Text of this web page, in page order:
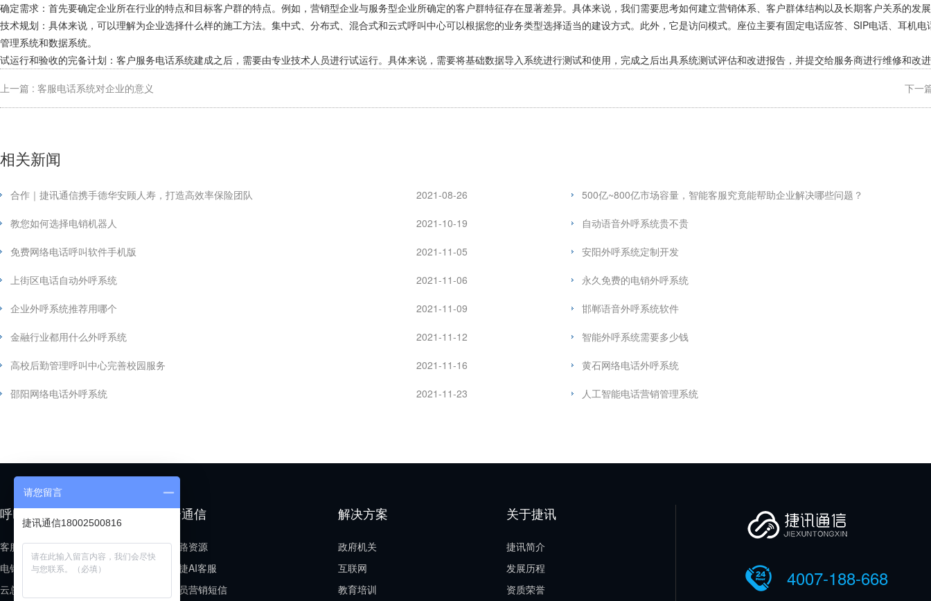
确定需求：首先要确定企业所在行业的特点和目标客户群的特点。例如，营销型企业与服务型企业所确定的客户群特征存在显著差异。具体来说，我们需要思考如何建立营销体系、客户群体结构以及长期客户关系的发
技术规划：具体来说，可以理解为企业选择什么样的施工方法。集中式、分布式、混合式和云式呼叫中心可以根据您的业务类型选择适当的建设方式。此外，它是访问模式。座位主要有固定电话应答、SIP电话、耳机
管理系统和数据系统。
试运行和验收的完备计划：客户服务电话系统建成之后，需要由专业技术人员进行试运行。具体来说，需要将基础数据导入系统进行测试和使用，完成之后出具系统测试评估和改进报告，并提交给服务商进行维修和改
上一篇 : 客服电话系统对企业的意义 下一
相关新闻
2021-08-26
合作｜捷讯通信携手德华安顾人寿，打造高效率保险团队 500亿~800亿市场容量，智能客服究竟能帮助企业解决哪些问题？
2021-10-19
教您如何选择电销机器人 自动语音外呼系统贵不贵
2021-11-05
免费网络电话呼叫软件手机版 安阳外呼系统定制开发
2021-11-06
上街区电话自动外呼系统 永久免费的电销外呼系统
2021-11-09
企业外呼系统推荐用哪个 邯郸语音外呼系统软件
2021-11-12
金融行业都用什么外呼系统 智能外呼系统需要多少钱
2021-11-16
高校后勤管理呼叫中心完善校园服务 黄石网络电话外呼系统
2021-11-23
邵阳网络电话外呼系统 人工智能电话营销管理系统
呼叫中心
客服呼叫中心
电销呼叫中心
云总机场景
云通信
线路资源
小捷AI客服
会员营销短信
解决方案
政府机关
互联网
教育培训
关于捷讯
捷讯简介
发展历程
资质荣誉
4007-188-668
请您留言
捷讯通信18002500816